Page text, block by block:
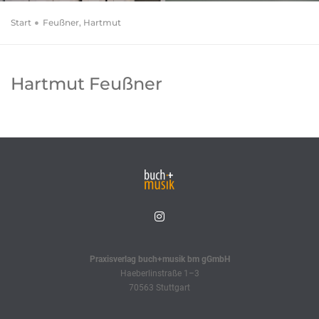
Start Feußner, Hartmut
Hartmut Feußner
Praxisverlag buch+musik bm gGmbH
Haeberlinstraße 1–3
70563 Stuttgart